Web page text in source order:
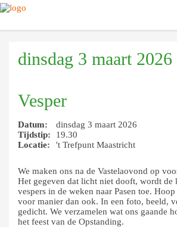
dinsdag 3 maart 2026
Vesper
Datum:
dinsdag 3 maart 2026
Tijdstip:
19.30
Locatie:
't Trefpunt Maastricht
We maken ons na de Vastelaovond op
Het gegeven dat licht niet dooft, wordt de
vespers in de weken naar Pasen toe.
voor manier dan ook. In een foto, beeld,
gedicht. We verzamelen wat ons gaande
het feest van de Opstanding.